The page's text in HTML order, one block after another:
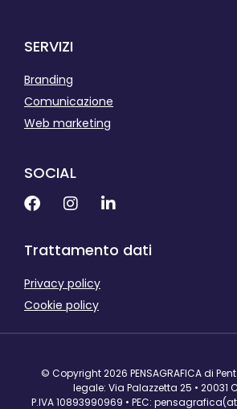
SERVIZI
Branding
Comunicazione
Web marketing
SOCIAL
Trattamento dati
Privacy policy
Cookie policy
© Copyright 2026 PENSAGRAFICA di
legale: Via Palazzetta 25 • 20031
P.IVA 10893990969 • PEC: